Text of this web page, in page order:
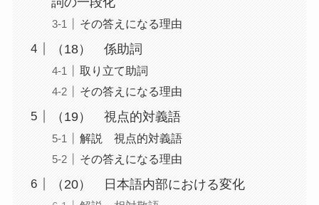
その答えになる理由
（18） 係助詞
取り立て助詞
その答えになる理由
（19） 視点的対義語
解説 視点的対義語
その答えになる理由
（20） 日本語内部における変化